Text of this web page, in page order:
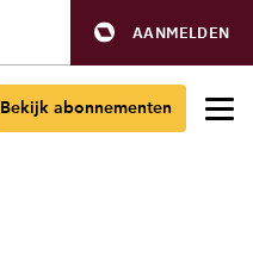
AANMELDEN
Bekijk abonnementen